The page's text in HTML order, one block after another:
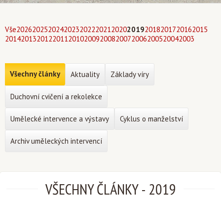
Vše202620252024202320222021202020192018201720162015
201420132012201120102009200820072006200520042003
VŠECHNY ČLÁNKY- 2019
Všechny články Aktuality Základy víry
Duchovní cvičení a rekolekce
Umělecké intervence a výstavy Cyklus o manželství
Archiv uměleckých intervencí